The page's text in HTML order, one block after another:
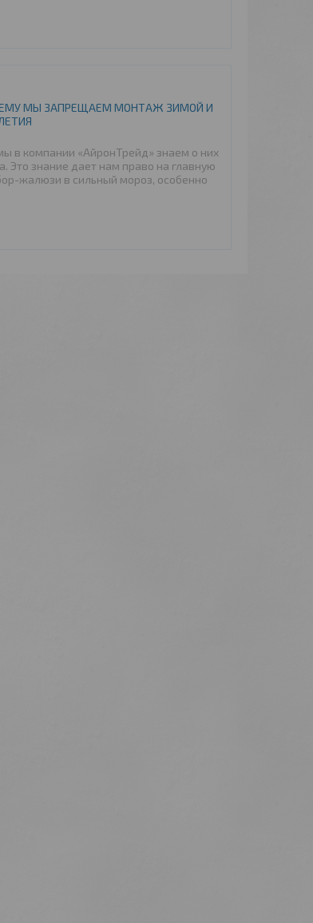
МЫ ЗАПРЕЩАЕМ МОНТАЖ ЗИМОЙ И
в компании «АйронТрейд» знаем о них
Это знание дает нам право на главную
жалюзи в сильный мороз, особенно
о рисках — мы раскроем